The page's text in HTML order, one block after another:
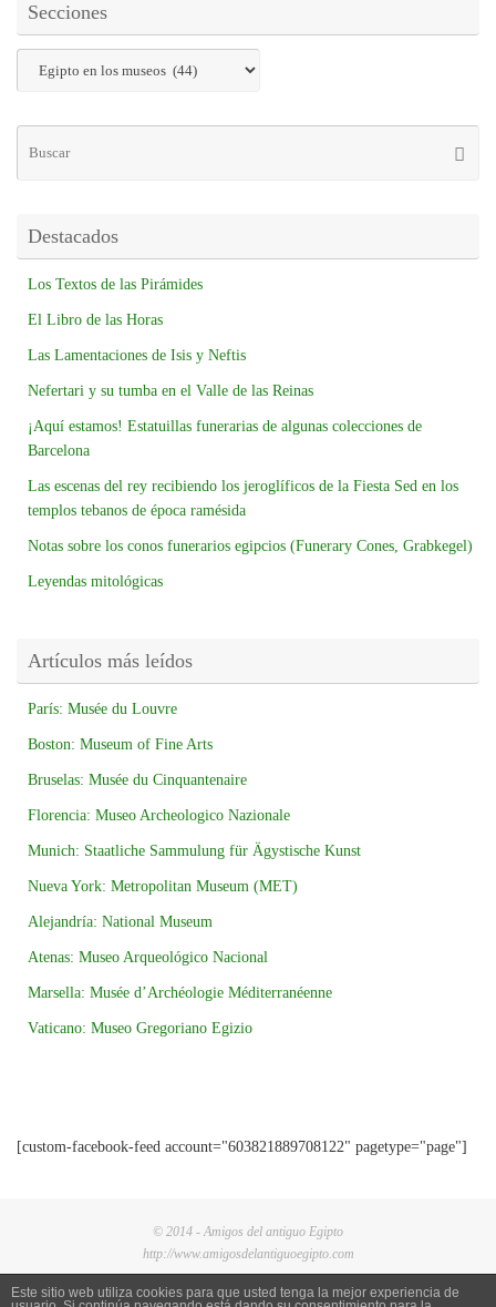
Secciones
Destacados
Los Textos de las Pirámides
El Libro de las Horas
Las Lamentaciones de Isis y Neftis
Nefertari y su tumba en el Valle de las Reinas
¡Aquí estamos! Estatuillas funerarias de algunas colecciones de
Barcelona
Las escenas del rey recibiendo los jeroglíficos de la Fiesta Sed en los
templos tebanos de época ramésida
Notas sobre los conos funerarios egipcios (Funerary Cones, Grabkegel)
Leyendas mitológicas
Artículos más leídos
París: Musée du Louvre
Boston: Museum of Fine Arts
Bruselas: Musée du Cinquantenaire
Florencia: Museo Archeologico Nazionale
Munich: Staatliche Sammulung für Ägystische Kunst
Nueva York: Metropolitan Museum (MET)
Alejandría: National Museum
Atenas: Museo Arqueológico Nacional
Marsella: Musée d’Archéologie Méditerranéenne
Vaticano: Museo Gregoriano Egizio
[custom-facebook-feed account="603821889708122" pagetype="page"]
© 2014 - Amigos del antiguo Egipto
http://www.amigosdelantiguoegipto.com
Este sitio web utiliza cookies para que usted tenga la mejor experiencia de